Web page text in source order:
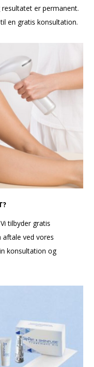
er permanent.
en gratis konsultation.
tilbyder gratis
ved vores
konsultation og